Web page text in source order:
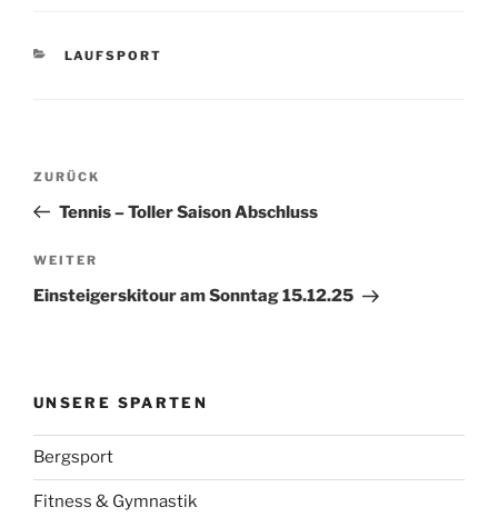
KATEGORIEN
LAUFSPORT
Beitragsnavigation
Vorheriger
Beitrag
ZURÜCK
Tennis – Toller Saison Abschluss
Nächster
Beitrag
WEITER
Einsteigerskitour am Sonntag 15.12.25
UNSERE SPARTEN
Bergsport
Fitness & Gymnastik